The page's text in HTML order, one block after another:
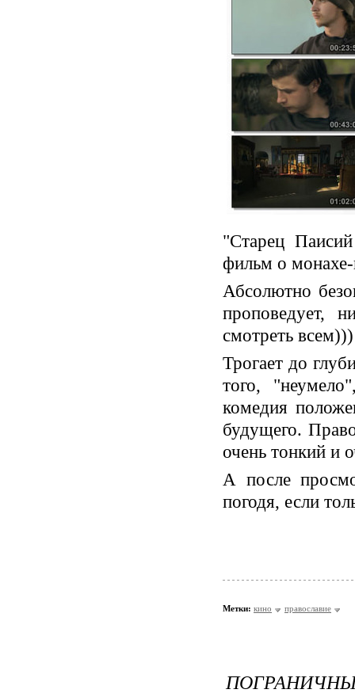
"Старец
фильм о
Абсолютно
проповедует,
смотреть всем)))
Трогает до
того,
комедия
будущего.
очень тонкий и
А после
погодя, если
Метки: кино православие